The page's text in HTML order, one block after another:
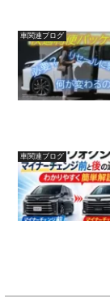
車関連ブログ
車関連ブログ